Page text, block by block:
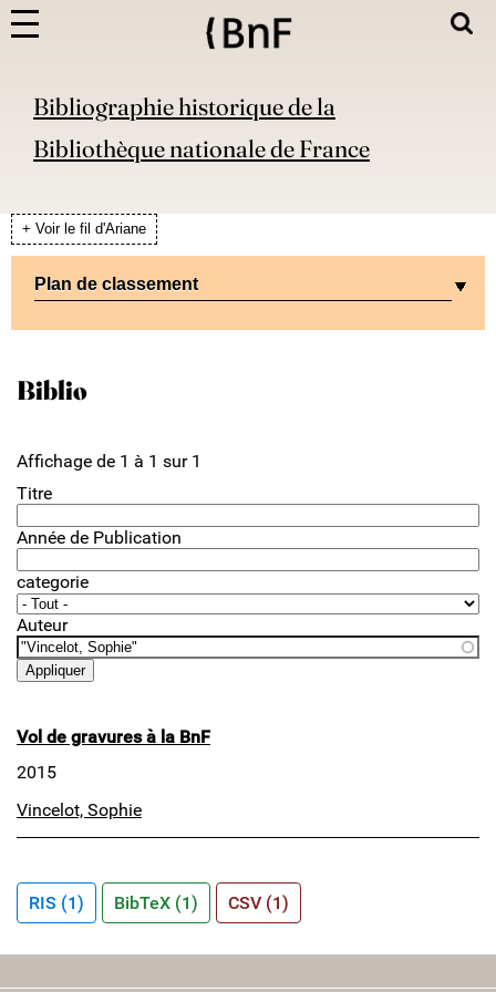
Bibliographie historique de la
Bibliothèque nationale de France
+ Voir le fil d'Ariane
Plan de classement
Biblio
Affichage de 1 à 1 sur 1
Titre
Année de Publication
categorie
Auteur
Vol de gravures à la BnF
2015
Vincelot, Sophie
RIS (1) BibTeX (1) CSV (1)